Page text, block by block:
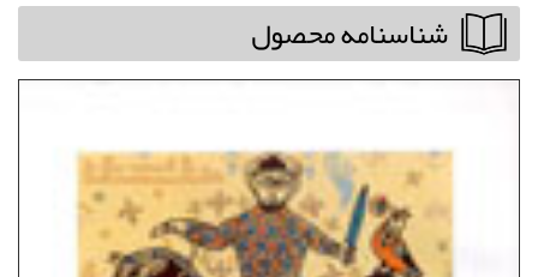
شناسنامه محصول